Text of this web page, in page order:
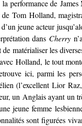
la performance de
deTom Holland,
jeune acteur
dans Cherry
de matérialiser les
Holland, le tout
ici, parmi les
(l’excellentLior Raz
un Anglais ayant un
jeune femme
sont figurées